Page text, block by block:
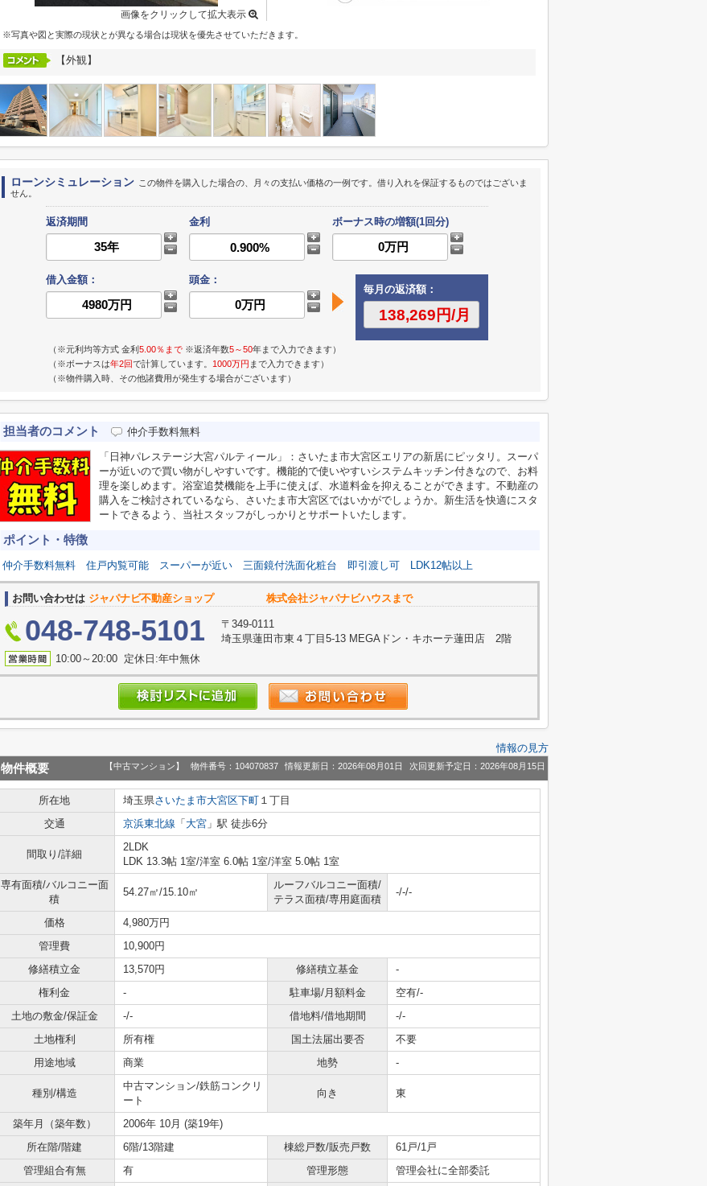
画像をクリックして拡大表示
※写真や図と実際の現状とが異なる場合は現状を優先させていただきます。
【外観】
ローンシミュレーション この物件を購入した場合の、月々の支払い価格の一例です。借り入れを保証するものではございま
せん。
返済期間 金利 ボーナス時の増額(1回分)
借入金額：
頭金：
毎月の返済額：
（※元利均等方式 金利5.00％まで ※返済年数5～50年まで入力できます）
（※ボーナスは年2回で計算しています。 1000万円 まで入力できます）
（※物件購入時、その他諸費用が発生する場合がございます）
担当者のコメント 仲介手数料無料
「日神パレステージ大宮パルティール」：さいたま市大宮区エリアの新居にピッタリ。スーパ
ーが近いので買い物がしやすいです。機能的で使いやすいシステムキッチン付きなので、お料
理を楽しめます。浴室追焚機能を上手に使えば、水道料金を抑えることができます。不動産の
購入をご検討されているなら、さいたま市大宮区ではいかがでしょうか。新生活を快適にスタ
ートできるよう、当社スタッフがしっかりとサポートいたします。
ポイント・特徴
仲介手数料無料 住戸内覧可能 スーパーが近い 三面鏡付洗面化粧台 即引渡し可 LDK12帖以上
お問い合わせは ジャパナビ不動産ショップ 株式会社ジャパナビハウスまで
048-748-5101
〒349-0111
埼玉県蓮田市東４丁目5-13 MEGAドン・キホーテ蓮田店 2階
10:00～20:00 定休日:年中無休
情報の見方
物件概要 【中古マンション】 物件番号：104070837 情報更新日：2026年08月01日 次回更新予定日：2026年08月15日
所在地 埼玉県さいたま市大宮区下町 １丁目
交通
京浜東北線 「 大宮 」駅 徒歩6分
間取り/詳細
2LDK
LDK 13.3帖 1室/洋室 6.0帖 1室/洋室 5.0帖 1室
専有面積/バルコニー面
積
54.27㎡/15.10㎡
ルーフバルコニー面積/
テラス面積/専用庭面積
-/-/-
価格
4,980万円
管理費
10,900円
修繕積立金
13,570円 修繕積立基金
-
権利金
- 駐車場/月額料金
空有/-
土地の敷金/保証金
-/- 借地料/借地期間
-/-
土地権利
所有権 国土法届出要否
不要
用途地域
商業 地勢 -
種別/構造
中古マンション/鉄筋コンクリ
ート
向き 東
築年月（築年数）
2006年 10月 (築19年)
所在階/階建
6階/13階建 棟総戸数/販売戸数
61戸/1戸
管理組合有無
有 管理形態
管理会社に全部委託